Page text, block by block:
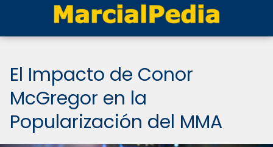
El Impacto de Conor
McGregor en la
Popularización del MMA